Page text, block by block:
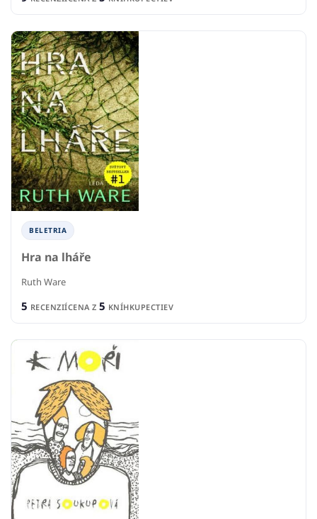
BELETRIA
Hra na lháře
Ruth Ware
5 RECENZIÍCENA Z 5 KNÍHKUPECTIEV